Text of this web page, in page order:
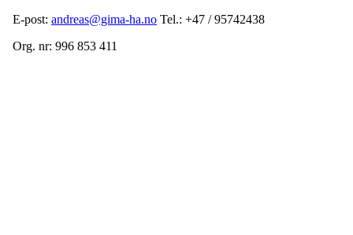
E-post: andreas@gima-ha.no Tel.: +47 / 95742438
Org. nr: 996 853 411